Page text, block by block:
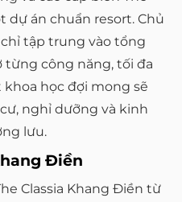
dự án chuẩn resort. Chủ
tập trung vào tổng
từng công năng, tối đa
học đợi mong sẽ
nghỉ dưỡng và kinh
lưu.
Điền
Classia Khang Điền từ